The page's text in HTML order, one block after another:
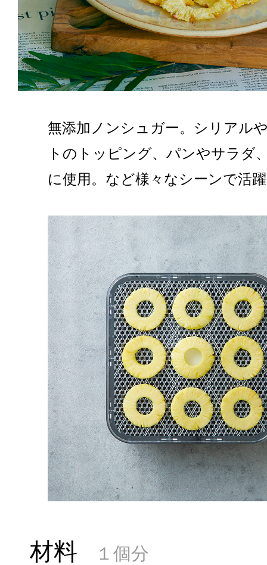
無添加ノンシュガー。シリアル
トのトッピング、パンやサラダ
に使用。など様々なシーンで活
材料 １個分